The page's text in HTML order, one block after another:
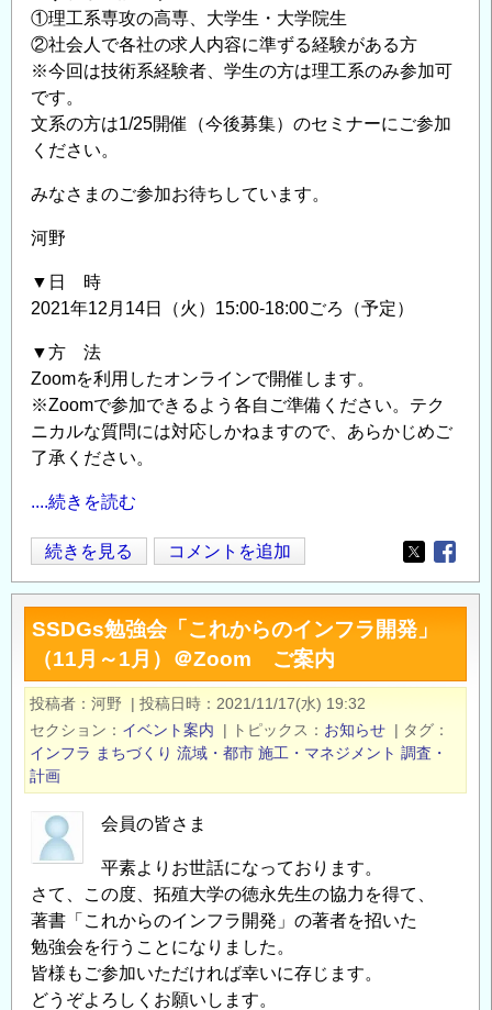
①理工系専攻の高専、大学生・大学院生
②社会人で各社の求人内容に準ずる経験がある方
※今回は技術系経験者、学生の方は理工系のみ参加可
です。
文系の方は1/25開催（今後募集）のセミナーにご参加
ください。
みなさまのご参加お待ちしています。
河野
▼日 時
2021年12月14日（火）15:00-18:00ごろ（予定）
▼方 法
Zoomを利用したオンラインで開催します。
※Zoomで参加できるよう各自ご準備ください。テク
ニカルな質問には対応しかねますので、あらかじめご
了承ください。
....続きを読む
12
月
14
日
開
催！
＜
技
術
系
＞
コ
ン
サ
ル
続きを見る コメントを追加
Opens in
SSDGs勉強会「これからのインフラ開発」
（11月～1月）＠Zoom ご案内
投稿者 河野 | 投稿日時
2021/11/17(水) 19:32
セクション
イベント案内 | トピックス お知らせ | タグ
インフラ まちづくり 流域・都市 施工・マネジメント 調査・
計画
会員の皆さま
平素よりお世話になっております。
さて、この度、拓殖大学の徳永先生の協力を得て、
著書「これからのインフラ開発」の著者を招いた
勉強会を行うことになりました。
皆様もご参加いただければ幸いに存じます。
どうぞよろしくお願いします。